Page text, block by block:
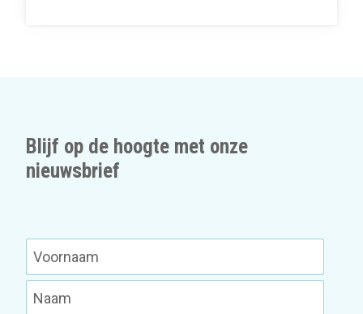
Blijf op de hoogte met onze
nieuwsbrief